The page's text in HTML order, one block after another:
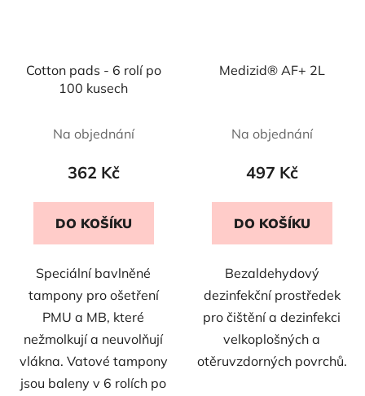
Cotton pads - 6 rolí po
100 kusech
Na objednání
362 Kč
DO KOŠÍKU
Speciální bavlněné
tampony pro ošetření
PMU a MB, které
nežmolkují a neuvolňují
vlákna. Vatové tampony
jsou baleny v 6 rolích po
Medizid® AF+ 2L
Na objednání
497 Kč
DO KOŠÍKU
Bezaldehydový
dezinfekční prostředek
pro čištění a dezinfekci
velkoplošných a
otěruvzdorných povrchů.